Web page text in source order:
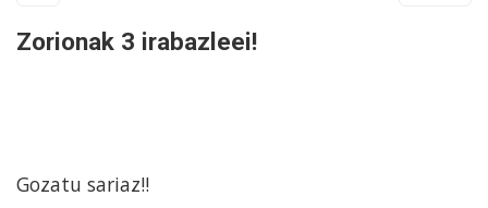
Zorionak 3 irabazleei!
Gozatu sariaz!!